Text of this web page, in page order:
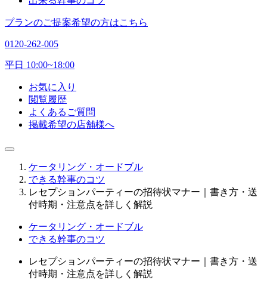
プランのご提案希望の方はこちら
0120-262-005
平日 10:00~18:00
お気に入り
閲覧履歴
よくあるご質問
掲載希望の店舗様へ
ケータリング・オードブル
できる幹事のコツ
レセプションパーティーの招待状マナー｜書き方・送
付時期・注意点を詳しく解説
ケータリング・オードブル
できる幹事のコツ
レセプションパーティーの招待状マナー｜書き方・送
付時期・注意点を詳しく解説